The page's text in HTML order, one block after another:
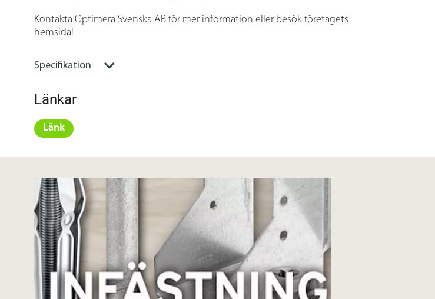
Kontakta Optimera Svenska AB för mer information eller besök företagets
hemsida!
Specifikation
Länkar
Länk